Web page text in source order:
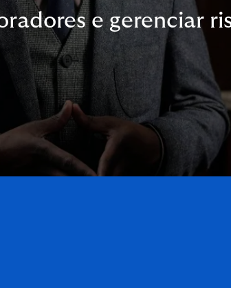
e gerenciar